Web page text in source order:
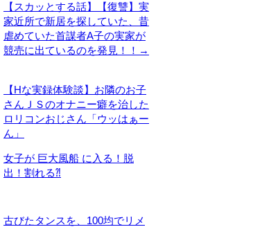
【スカッとする話】【復讐】実
家近所で新居を探していた、昔
虐めていた首謀者A子の実家が
競売に出ているのを発見！！→
【Hな実録体験談】お隣のお子
さんＪＳのオナニー癖を治した
ロリコンおじさん「ウッはぁー
ん」
女子が 巨大風船 に入る！脱
出！割れる⁈
古びたタンスを、100均でリメ